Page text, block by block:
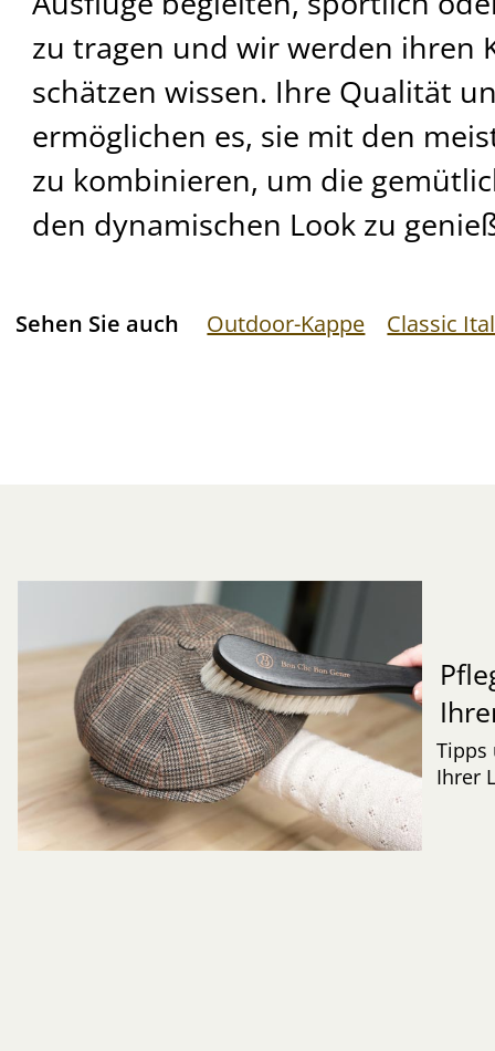
zu tragen und wir werden ihren
schätzen wissen. Ihre Qualität
ermöglichen es, sie mit den
zu kombinieren, um die
den dynamischen Look zu
Sehen Sie auch Outdoor-Kappe Classic
Tipps
Ihrer